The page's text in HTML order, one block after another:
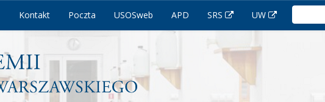
Kontakt Poczta USOSweb APD SRS UW